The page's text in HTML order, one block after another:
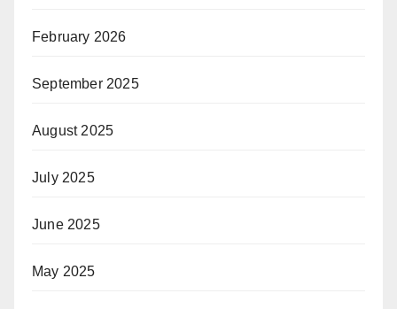
February 2026
September 2025
August 2025
July 2025
June 2025
May 2025